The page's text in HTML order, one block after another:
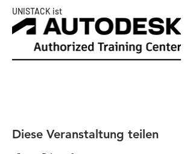
UNISTACK ist
Diese Veranstaltung teilen